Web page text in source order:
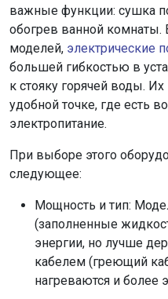
важные функции: сушка
обогрев ванной комнаты.
моделей, электрические
большей гибкостью в
к стояку горячей воды.
удобной точке, где есть
электропитание.
При выборе этого
следующее:
Мощность и тип:
(заполненные
энергии, но лучше
кабелем (греющий
нагреваются и более